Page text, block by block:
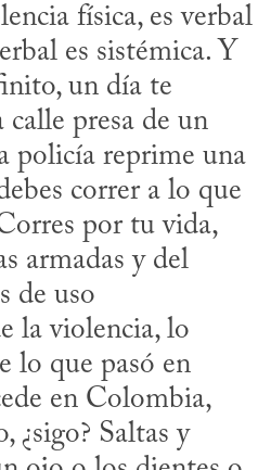
física, es verbal
es sistémica. Y
un día te
calle presa de un
policía reprime una
correr a lo que
por tu vida,
armadas y del
de uso
la violencia, lo
lo que pasó en
en Colombia,
¿sigo? Saltas y